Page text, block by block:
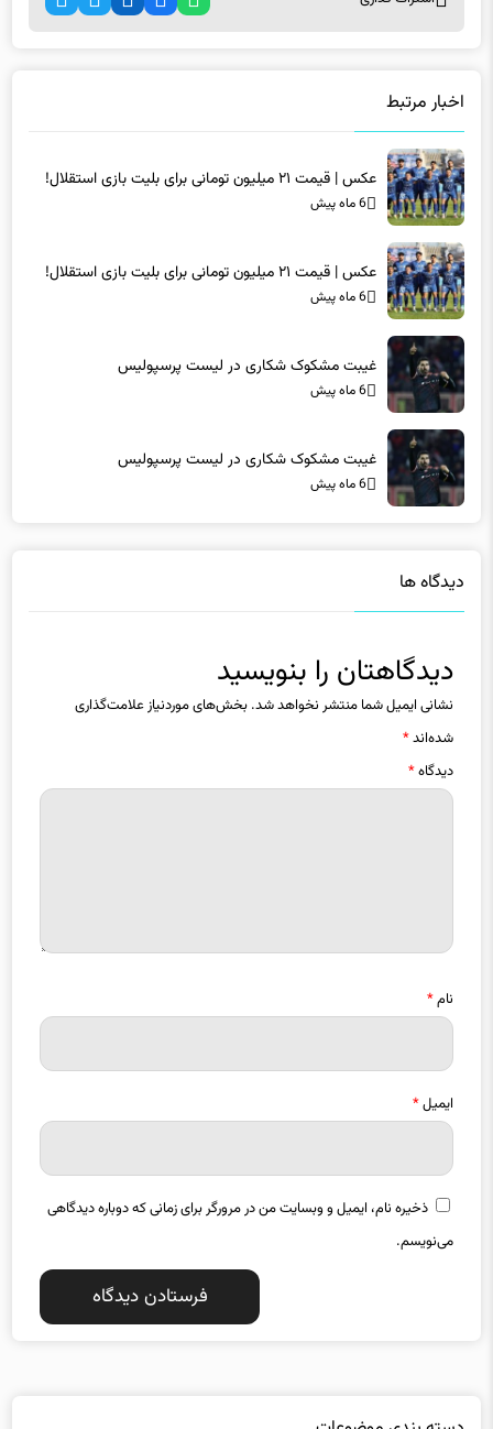
اخبار مرتبط
عکس | قیمت ۲۱ میلیون تومانی برای بلیت بازی استقلال!
6 ماه پیش
عکس | قیمت ۲۱ میلیون تومانی برای بلیت بازی استقلال!
6 ماه پیش
غیبت مشکوک شکاری در لیست پرسپولیس
6 ماه پیش
غیبت مشکوک شکاری در لیست پرسپولیس
6 ماه پیش
دیدگاه ها
دیدگاهتان را بنویسید
نشانی ایمیل شما منتشر نخواهد شد. بخش‌های موردنیاز علامت‌گذاری
شده‌اند*
دیدگاه*
نام*
ایمیل*
ذخیره نام، ایمیل و وبسایت من در مرورگر برای زمانی که دوباره دیدگاهی
می‌نویسم.